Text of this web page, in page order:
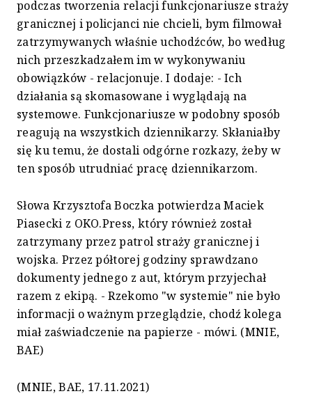
podczas tworzenia relacji funkcjonariusze straży
granicznej i policjanci nie chcieli, bym filmował
zatrzymywanych właśnie uchodźców, bo według
nich przeszkadzałem im w wykonywaniu
obowiązków - relacjonuje. I dodaje: - Ich
działania są skomasowane i wyglądają na
systemowe. Funkcjonariusze w podobny sposób
reagują na wszystkich dziennikarzy. Skłaniałby
się ku temu, że dostali odgórne rozkazy, żeby w
ten sposób utrudniać pracę dziennikarzom.
Słowa Krzysztofa Boczka potwierdza Maciek
Piasecki z OKO.Press, który również został
zatrzymany przez patrol straży granicznej i
wojska. Przez półtorej godziny sprawdzano
dokumenty jednego z aut, którym przyjechał
razem z ekipą. - Rzekomo "w systemie" nie było
informacji o ważnym przeglądzie, chodź kolega
miał zaświadczenie na papierze - mówi. (MNIE,
BAE)
(MNIE, BAE, 17.11.2021)